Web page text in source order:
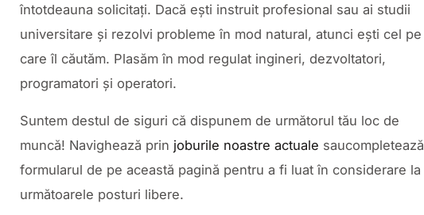
întotdeauna solicitați. Dacă ești instruit profesional sau ai studii
universitare și rezolvi probleme în mod natural, atunci ești cel pe
care îl căutăm. Plasăm în mod regulat ingineri, dezvoltatori,
programatori și operatori.
Suntem destul de siguri că dispunem de următorul tău loc de
muncă! Navighează prin joburile noastre actuale saucompletează
formularul de pe această pagină pentru a fi luat în considerare la
următoarele posturi libere.